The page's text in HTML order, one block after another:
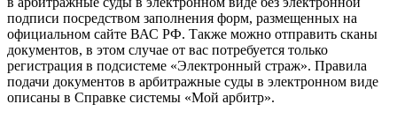
подписи посредством заполнения форм, размещенных на
официальном сайте ВАС РФ. Также можно отправить сканы
документов, в этом случае от вас потребуется только
регистрация в подсистеме «Электронный страж». Правила
подачи документов в арбитражные суды в электронном виде
описаны в Справке системы «Мой арбитр».